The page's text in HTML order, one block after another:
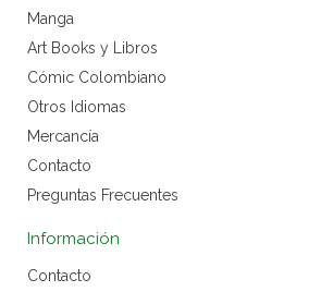
Manga
Art Books y Libros
Cómic Colombiano
Otros Idiomas
Mercancía
Contacto
Preguntas Frecuentes
Información
Contacto